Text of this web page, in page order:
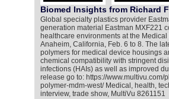
Biomed Insights from Richard
Global specialty plastics provider
generation material Eastman MXF221
healthcare environments at the
Anaheim, California, Feb. 6 to 8. The
polymers for medical device housings
chemical compatibility with stringent
infections (HAIs) as well as improved
release go to: https://
polymer-mdm-west/ Medical, health,
interview, trade show, MultiVu 8261151